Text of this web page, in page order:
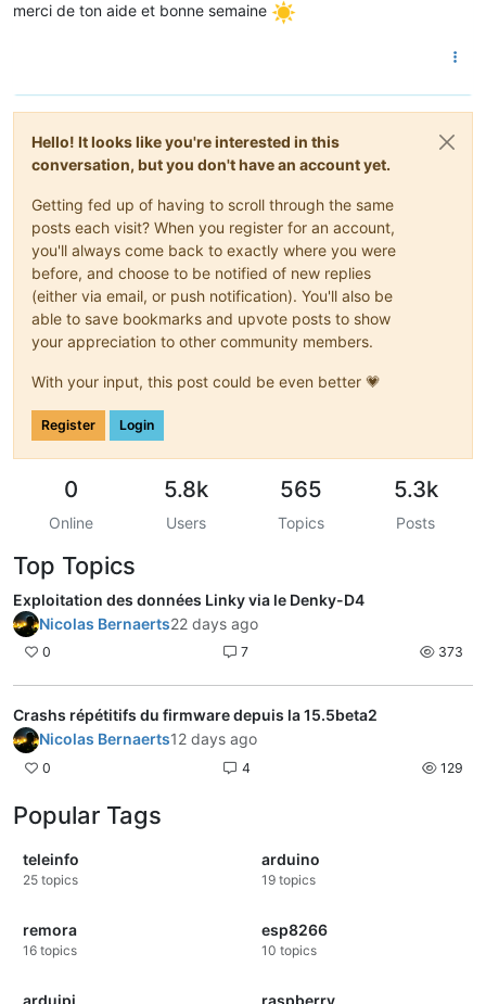
merci de ton aide et bonne semaine
Hello! It looks like you're interested in this
conversation, but you don't have an account yet.
Getting fed up of having to scroll through the same
posts each visit? When you register for an account,
you'll always come back to exactly where you were
before, and choose to be notified of new replies
(either via email, or push notification). You'll also be
able to save bookmarks and upvote posts to show
your appreciation to other community members.
With your input, this post could be even better 💗
Register Login
0
Online
5.8k
Users
565
Topics
5.3k
Posts
Top Topics
Exploitation des données Linky via le Denky-D4
Nicolas Bernaerts22 days ago
0 7 373
Crashs répétitifs du firmware depuis la 15.5beta2
Nicolas Bernaerts12 days ago
0 4 129
Popular Tags
teleinfo
25 topics
arduino
19 topics
remora
16 topics
esp8266
10 topics
arduipi raspberry